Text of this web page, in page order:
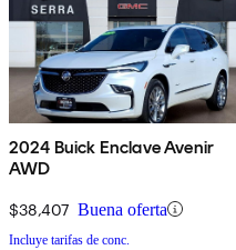
2024 Buick Enclave Avenir
AWD
$38,407 Buena oferta
Incluye tarifas de conc.